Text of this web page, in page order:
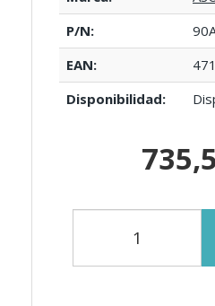
P/N:
EAN:
Disponibilidad: